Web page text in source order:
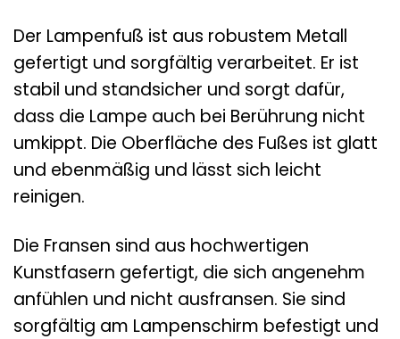
Der Lampenfuß ist aus robustem Metall
gefertigt und sorgfältig verarbeitet. Er ist
stabil und standsicher und sorgt dafür,
dass die Lampe auch bei Berührung nicht
umkippt. Die Oberfläche des Fußes ist glatt
und ebenmäßig und lässt sich leicht
reinigen.
Die Fransen sind aus hochwertigen
Kunstfasern gefertigt, die sich angenehm
anfühlen und nicht ausfransen. Sie sind
sorgfältig am Lampenschirm befestigt und